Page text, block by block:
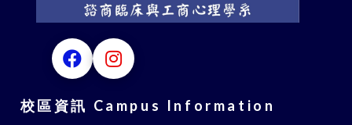
校區資訊 Campus Information